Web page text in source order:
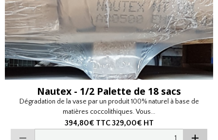
Nautex - 1/2 Palette de 18 sacs
Dégradation de la vase par un produit 100% naturel à base de
matières coccolithiques. Vous...
394,80€ TTC329,00€ HT